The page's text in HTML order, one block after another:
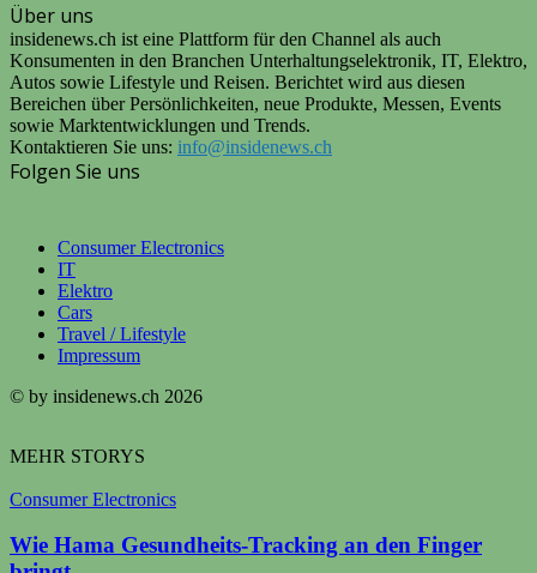
Über uns
insidenews.ch ist eine Plattform für den Channel als auch
Konsumenten in den Branchen Unterhaltungselektronik, IT, Elektro,
Autos sowie Lifestyle und Reisen. Berichtet wird aus diesen
Bereichen über Persönlichkeiten, neue Produkte, Messen, Events
sowie Marktentwicklungen und Trends.
Kontaktieren Sie uns: info@insidenews.ch
Folgen Sie uns
Consumer Electronics
IT
Elektro
Cars
Travel / Lifestyle
Impressum
© by insidenews.ch 2026
MEHR STORYS
Consumer Electronics
Wie Hama Gesundheits-Tracking an den Finger